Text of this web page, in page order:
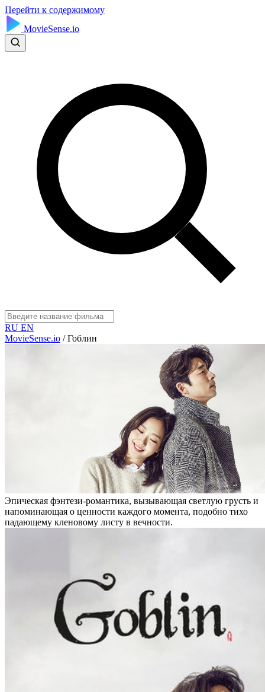
Перейти к содержимому
MovieSense.io
RU EN
MovieSense.io / Гоблин
Эпическая фэнтези-романтика, вызывающая светлую грусть и
напоминающая о ценности каждого момента, подобно тихо
падающему кленовому листу в вечности.